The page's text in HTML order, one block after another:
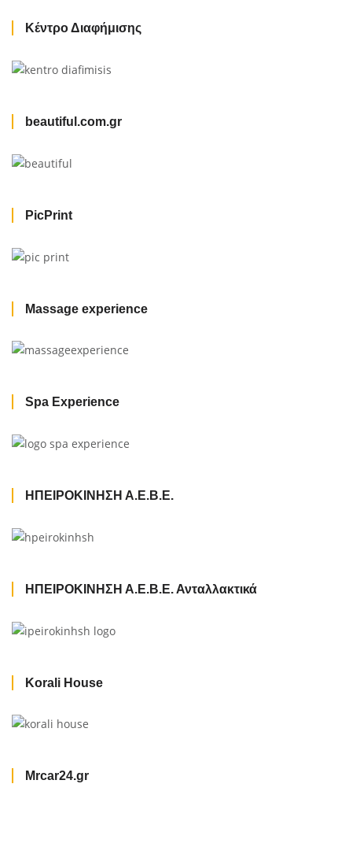
Κέντρο Διαφήμισης
beautiful.com.gr
PicPrint
Massage experience
Spa Experience
ΗΠΕΙΡΟΚΙΝΗΣΗ Α.Ε.Β.Ε.
ΗΠΕΙΡΟΚΙΝΗΣΗ Α.Ε.Β.Ε. Ανταλλακτικά
Korali House
Mrcar24.gr